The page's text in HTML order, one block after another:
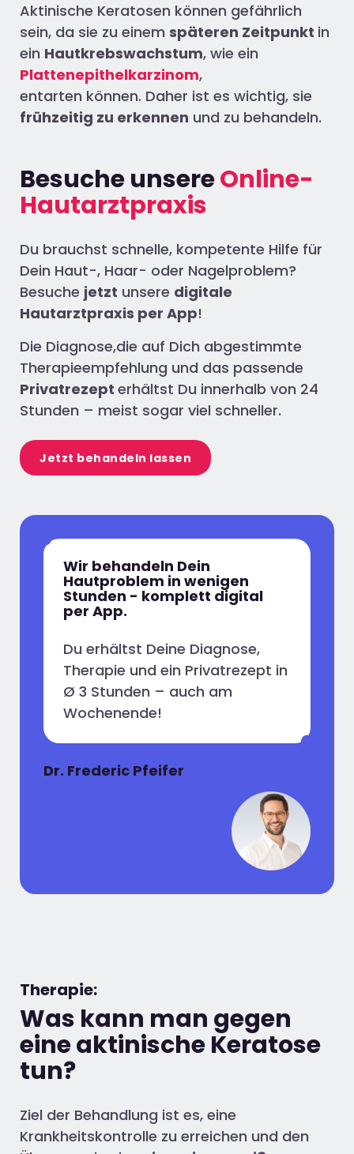
Aktinische Keratosen können gefährlich
sein, da sie zu einem späteren Zeitpunkt in
ein Hautkrebswachstum, wie ein
Plattenepithelkarzinom,
entarten können. Daher ist es wichtig, sie
frühzeitig zu erkennen und zu behandeln.
Wir behandeln Dein
Hautproblem in wenigen
Stunden - komplett digital
per App.
Du erhältst Deine Diagnose,
Therapie und ein Privatrezept in
Ø 3 Stunden – auch am
Wochenende!
Dr. Frederic Pfeifer
Besuche unsereOnline-
Hautarztpraxis
Du brauchst schnelle, kompetente Hilfe für
Dein Haut-, Haar- oder Nagelproblem?
Besuche jetzt unsere digitale
Hautarztpraxis per App!
Die Diagnose,die auf Dich abgestimmte
Therapieempfehlung und das passende
Privatrezept erhältst Du innerhalb von 24
Stunden – meist sogar viel schneller.
Jetzt behandeln lassen
Therapie:
Was kann man gegen
eine aktinische Keratose
tun?
Ziel der Behandlung ist es, eine
Krankheitskontrolle zu erreichen und den